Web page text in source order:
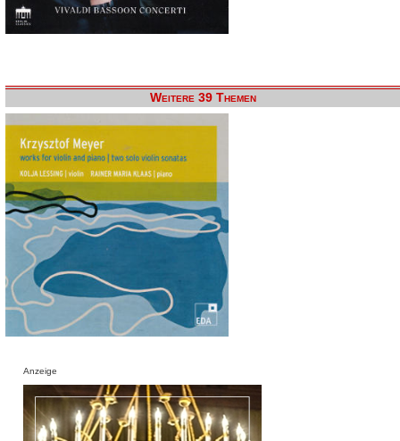
Weitere 39 Themen
Anzeige